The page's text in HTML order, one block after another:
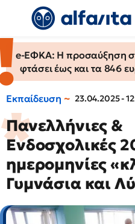
e-ΕΦΚΑ: Η προσαύξηση
φτάσει έως και τα 846
Εκπαίδευση 23.04.2025 -
Πανελλήνιες &
Ενδοσχολικές
ημερομηνίες
Γυμνάσια και